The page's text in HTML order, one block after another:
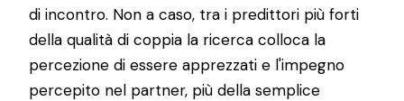
di incontro. Non a caso, tra i predittori più forti
della qualità di coppia la ricerca colloca la
percezione di essere apprezzati e l'impegno
percepito nel partner, più della semplice